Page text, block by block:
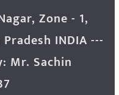
Zone - 1,
INDIA ---
Mr. Sachin